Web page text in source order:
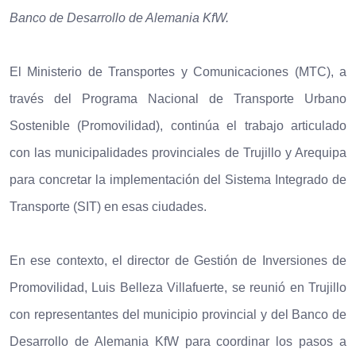
Banco de Desarrollo de Alemania KfW.
El Ministerio de Transportes y Comunicaciones (MTC), a
través del Programa Nacional de Transporte Urbano
Sostenible (Promovilidad), continúa el trabajo articulado
con las municipalidades provinciales de Trujillo y Arequipa
para concretar la implementación del Sistema Integrado de
Transporte (SIT) en esas ciudades.
En ese contexto, el director de Gestión de Inversiones de
Promovilidad, Luis Belleza Villafuerte, se reunió en Trujillo
con representantes del municipio provincial y del Banco de
Desarrollo de Alemania KfW para coordinar los pasos a